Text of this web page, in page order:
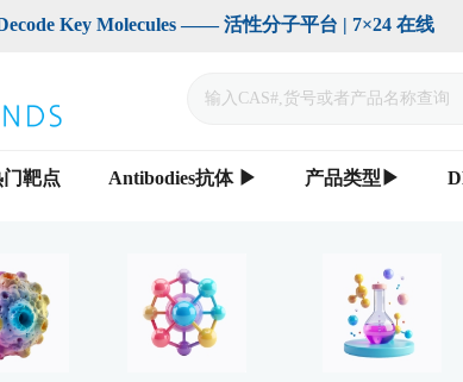
Key Molecules —— 活性分子平台 | 7×24 在线
靶点 Antibodies抗体 ▶ 产品类型▶